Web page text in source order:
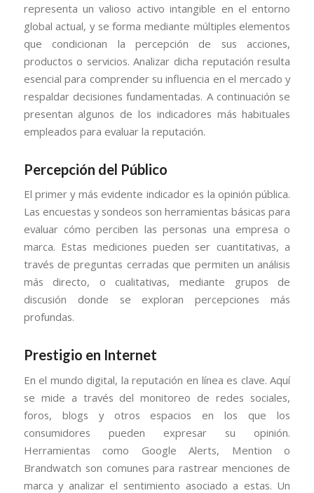
representa un valioso activo intangible en el entorno
global actual, y se forma mediante múltiples elementos
que condicionan la percepción de sus acciones,
productos o servicios. Analizar dicha reputación resulta
esencial para comprender su influencia en el mercado y
respaldar decisiones fundamentadas. A continuación se
presentan algunos de los indicadores más habituales
empleados para evaluar la reputación.
Percepción del Público
El primer y más evidente indicador es la opinión pública.
Las encuestas y sondeos son herramientas básicas para
evaluar cómo perciben las personas una empresa o
marca. Estas mediciones pueden ser cuantitativas, a
través de preguntas cerradas que permiten un análisis
más directo, o cualitativas, mediante grupos de
discusión donde se exploran percepciones más
profundas.
Prestigio en Internet
En el mundo digital, la reputación en línea es clave. Aquí
se mide a través del monitoreo de redes sociales,
foros, blogs y otros espacios en los que los
consumidores pueden expresar su opinión.
Herramientas como Google Alerts, Mention o
Brandwatch son comunes para rastrear menciones de
marca y analizar el sentimiento asociado a estas. Un